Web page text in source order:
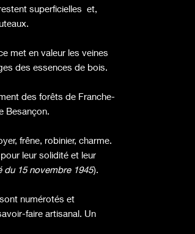
superficielles et,
met en valeur les veines
des essences de bois.
des forêts de Franche-
Besançon.
frêne, robinier, charme.
leur solidité et leur
du 15 novembre 1945).
numérotés et
faire artisanal. Un